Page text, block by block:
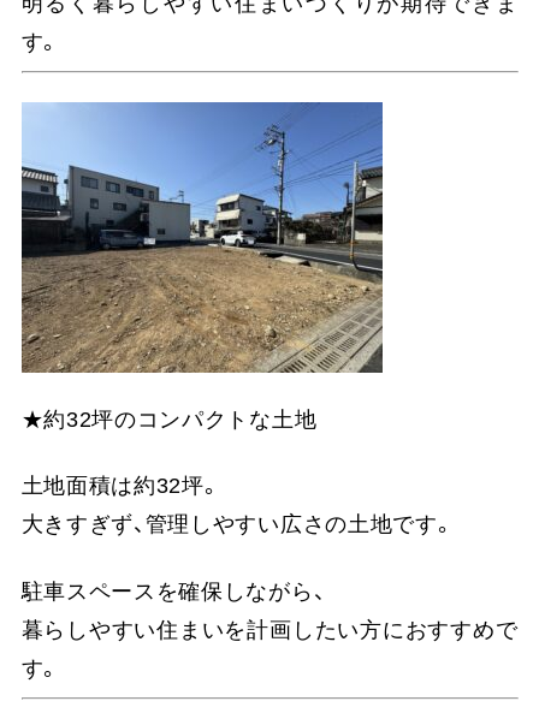
す。
★約32坪のコンパクトな土地
土地面積は約32坪。
大きすぎず、管理しやすい広さの土地です。
駐車スペースを確保しながら、
暮らしやすい住まいを計画したい方におすすめで
す。